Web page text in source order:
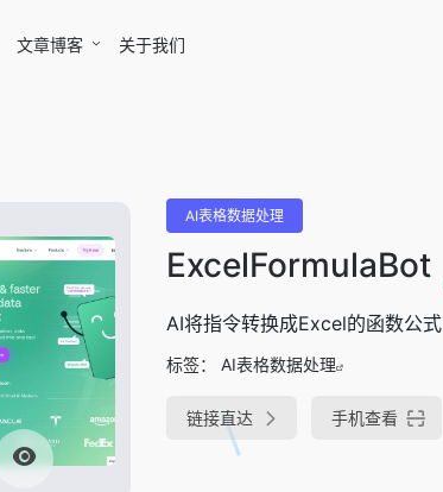
文章博客 关于我们
AI表格数据处理
ExcelFormulaBot
AI将指令转换成Excel的函数公式
标签： AI表格数据处理
链接直达 手机查看